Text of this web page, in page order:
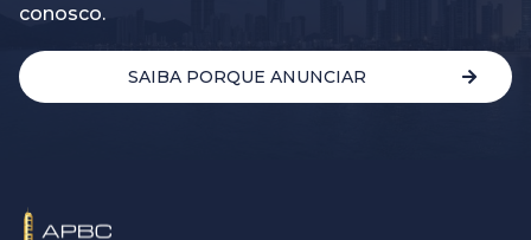
conosco.
SAIBA PORQUE ANUNCIAR